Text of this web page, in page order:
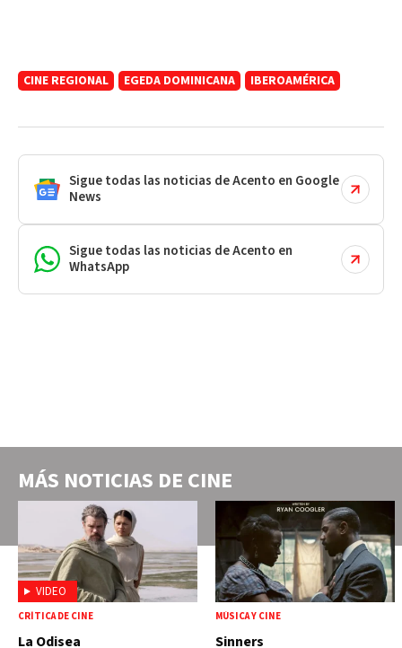
CINE REGIONAL EGEDA DOMINICANA IBEROAMÉRICA
Sigue todas las noticias de Acento en Google
News
Sigue todas las noticias de Acento en
WhatsApp
MÁS NOTICIAS DE CINE
VIDEO
CRÍTICA DE CINE
La Odisea
MÚSICA Y CINE
Sinners